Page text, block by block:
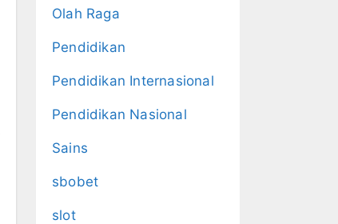
Olah Raga
Pendidikan
Pendidikan Internasional
Pendidikan Nasional
Sains
sbobet
slot